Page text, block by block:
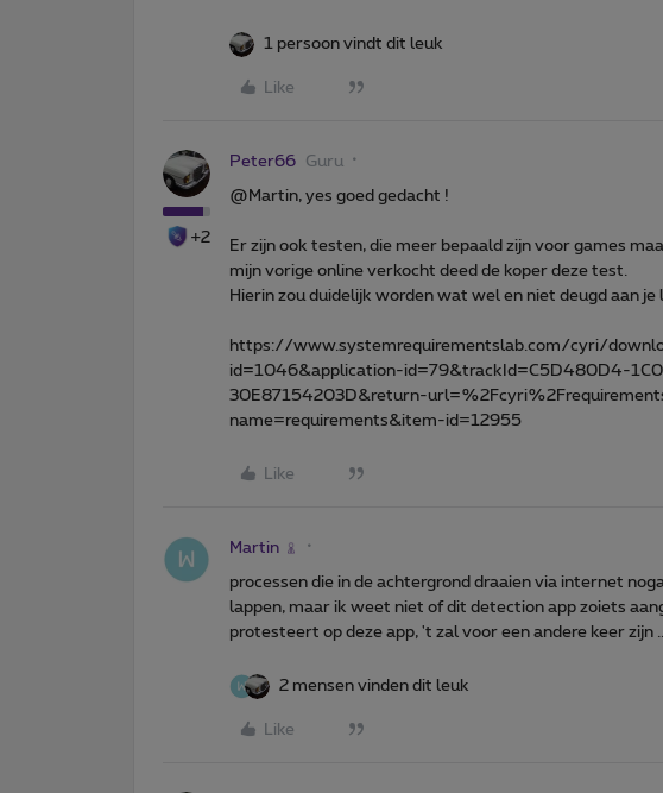
1 persoon vindt dit leuk
Like
+2
Peter66 Guru
@Martin, yes goed gedacht !
Er zijn ook testen, die meer bepaald zijn voor games
mijn vorige online verkocht deed de koper deze test.
Hierin zou duidelijk worden wat wel en niet deugd aan je
https://www.systemrequirementslab.com/cyri/
id=1046&application-id=79&trackId=C5D480D4-
30E87154203D&return-
name=requirements&item-id=12955
Like
Martin
processen die in de achtergrond draaien via internet
lappen, maar ik weet niet of dit detection app zoiets
protesteert op deze app, 't zal voor een andere keer zijn
2 mensen vinden dit leuk
Like